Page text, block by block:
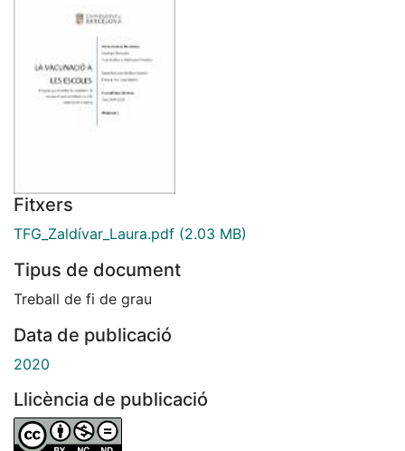
Fitxers
TFG_Zaldívar_Laura.pdf (2.03 MB)
Tipus de document
Treball de fi de grau
Data de publicació
2020
Llicència de publicació